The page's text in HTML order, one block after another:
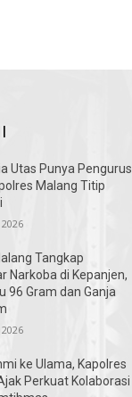
Utas Punya Pengurus
Malang Titip
Tangkap
Narkoba di Kepanjen,
96 Gram dan Ganja
ke Ulama, Kapolres
Perkuat Kolaborasi